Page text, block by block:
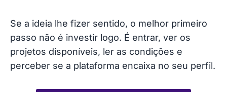
Se a ideia lhe fizer sentido, o melhor primeiro
passo não é investir logo. É entrar, ver os
projetos disponíveis, ler as condições e
perceber se a plataforma encaixa no seu perfil.